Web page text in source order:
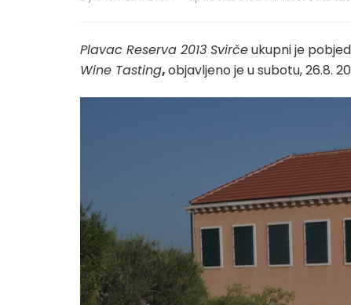
Plavac Reserva 2013 Svirčeukupni je
Wine Tasting,objavljeno je u subotu, 26.8.